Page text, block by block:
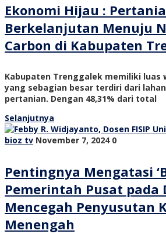
Ekonomi Hijau :
Berkelanjutan Menuju
Carbon di Kabupaten
Kabupaten Trenggalek memiliki luas
yang sebagian besar terdiri dari
pertanian. Dengan 48,31% dari total
Selanjutnya
bioz tv November 7, 2024 0
Pentingnya Mengatasi
Pemerintah Pusat pada
Mencegah Penyusutan
Menengah